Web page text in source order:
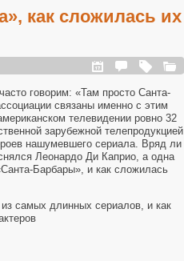
как сложилась их
говорим: «Там просто Санта-
связаны именно с этим
телевидении ровно 32
зарубежной телепродукцией
нашумевшего сериала. Вряд ли
Леонардо Ди Каприо, а одна
Барбары», и как сложилась